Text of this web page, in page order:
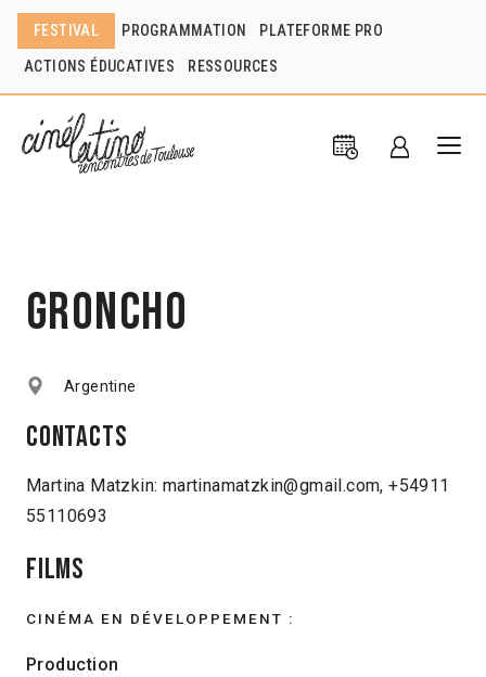
FESTIVAL PROGRAMMATION PLATEFORME PRO
ACTIONS ÉDUCATIVES RESSOURCES
Groncho
Argentine
Contacts
Martina Matzkin: martinamatzkin@gmail.com, +54911
55110693
Films
CINÉMA EN DÉVELOPPEMENT :
Production